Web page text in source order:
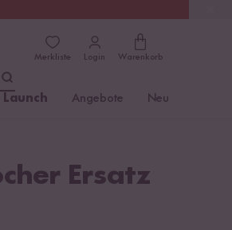
Merkliste Login Warenkorb
Launch Angebote Neu
Ersatz